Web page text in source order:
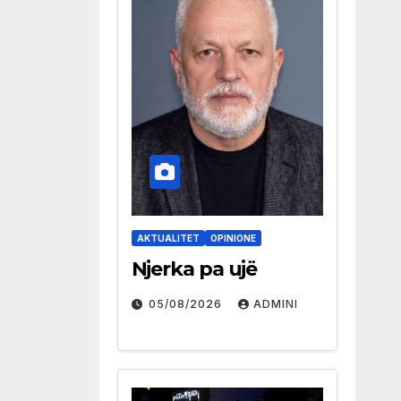
AKTUALITET OPINIONE
Njerka pa ujë
05/08/2026 ADMINI